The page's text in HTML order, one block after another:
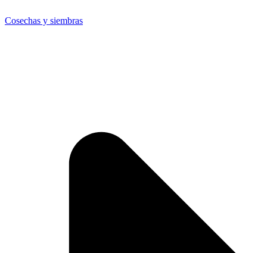
Cosechas y siembras